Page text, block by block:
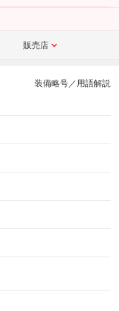
販売店
装備略号／用語解説